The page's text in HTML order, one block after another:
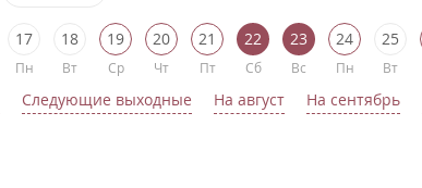
17
Пн
18
Вт
19
Ср
20
Чт
21
Пт
22
Сб
23
Вс
24
Пн
25
Вт
Следующие выходные На август На сентябрь